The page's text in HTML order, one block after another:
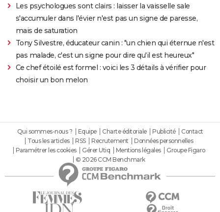
Les psychologues sont clairs : laisser la vaisselle sale
s'accumuler dans l'évier n'est pas un signe de paresse,
mais de saturation
Tony Silvestre, éducateur canin : "un chien qui éternue n'est
pas malade, c'est un signe pour dire qu'il est heureux"
Ce chef étoilé est formel : voici les 3 détails à vérifier pour
choisir un bon melon
Qui sommes-nous ? Equipe Charte éditoriale Publicité
Contact
Tous les articles
RSS Recrutement
Données personnelles
Paramétrer les cookies
Gérer Utiq Mentions légales
Groupe Figaro
© 2026 CCM Benchmark